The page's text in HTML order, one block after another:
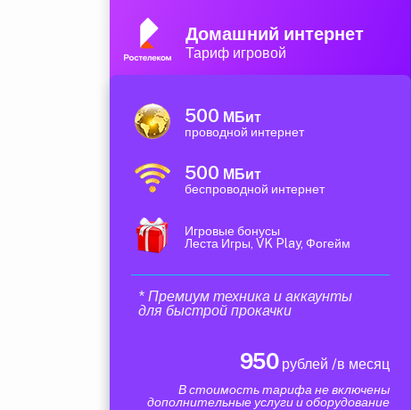
Домашний интернет
Тариф игровой
500 МБит
проводной интернет
500 МБит
беспроводной интернет
Игровые бонусы
Леста Игры, VK Play, Фогейм
* Премиум техника и аккаунты
для быстрой прокачки
950рублей /в месяц
В стоимость тарифа не включены
дополнительные услуги и оборудование